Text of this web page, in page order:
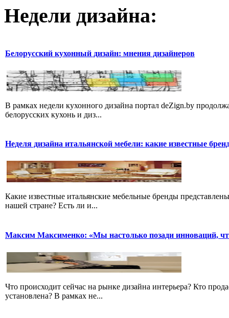
Недели дизайна:
Белорусский кухонный дизайн: мнения дизайнеров
В рамках недели кухонного дизайна портал deZign.by
белорусских кухонь и диз...
Неделя дизайна итальянской мебели: какие известные
Какие известные итальянские мебельные бренды
нашей стране? Есть ли и...
Максим Максименко: «Мы настолько позади инноваций,
Что происходит сейчас на рынке дизайна интерьера? Кто
установлена? В рамках не...